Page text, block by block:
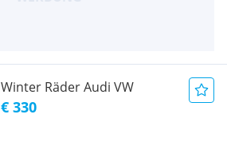
Winter Räder Audi VW
€ 330